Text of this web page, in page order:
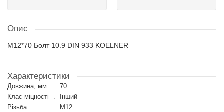
Опис
M12*70 Болт 10.9 DIN 933 KOELNER
Характеристики
Довжина, мм
70
Клас міцності
Інший
Різьба
M12